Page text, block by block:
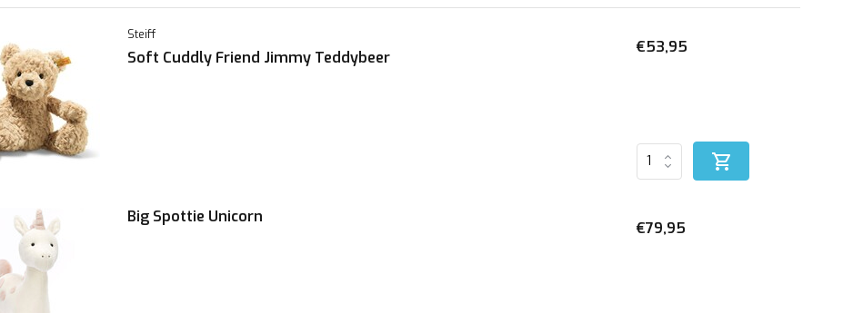
Steiff
Soft Cuddly Friend Jimmy Teddybeer
€53,95
Big Spottie Unicorn
€79,95